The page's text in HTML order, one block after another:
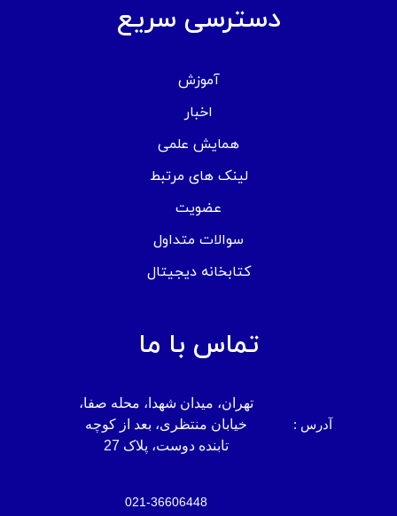
دسترسی سریع
آموزش
اخبار
همایش علمی
لینک های مرتبط
عضویت
سوالات متداول
کتابخانه دیجیتال
تماس با ما
آدرس :
تهران، میدان شهدا، محله صفا،
خیابان منتظری، بعد از کوچه
تابنده دوست، پلاک 27
021-36606448